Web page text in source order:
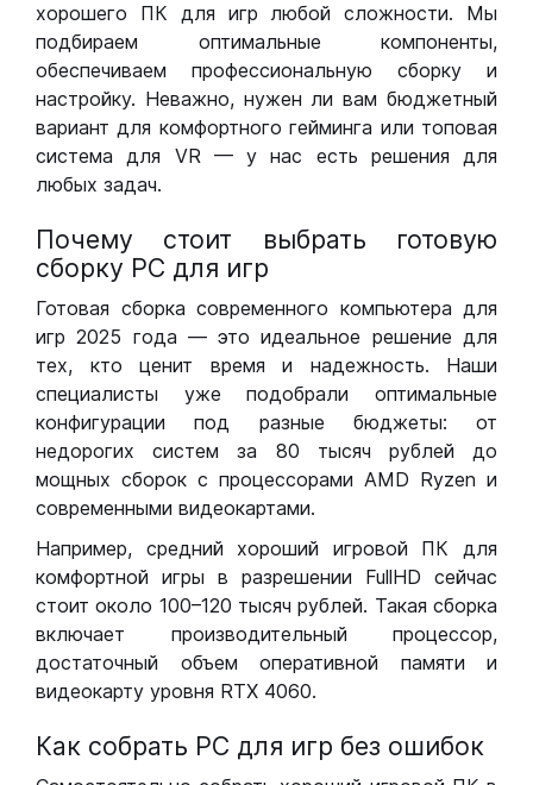
хорошего ПК для игр любой сложности. Мы
подбираем оптимальные компоненты,
обеспечиваем профессиональную сборку и
настройку. Неважно, нужен ли вам бюджетный
вариант для комфортного гейминга или топовая
система для VR — у нас есть решения для
любых задач.
Почему стоит выбрать готовую
сборку РС для игр
Готовая сборка современного компьютера для
игр 2025 года — это идеальное решение для
тех, кто ценит время и надежность. Наши
специалисты уже подобрали оптимальные
конфигурации под разные бюджеты: от
недорогих систем за 80 тысяч рублей до
мощных сборок с процессорами AMD Ryzen и
современными видеокартами.
Например, средний хороший игровой ПК для
комфортной игры в разрешении FullHD сейчас
стоит около 100–120 тысяч рублей. Такая сборка
включает производительный процессор,
достаточный объем оперативной памяти и
видеокарту уровня RTX 4060.
Как собрать РС для игр без ошибок